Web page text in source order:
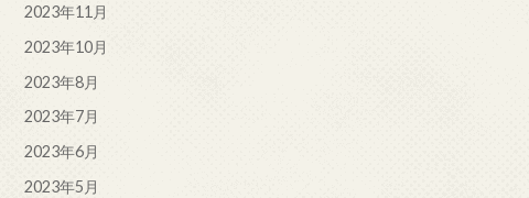
2023年11月
2023年10月
2023年8月
2023年7月
2023年6月
2023年5月